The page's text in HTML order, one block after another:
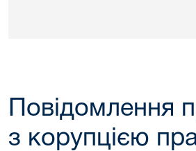
Повідомлення
з корупцією